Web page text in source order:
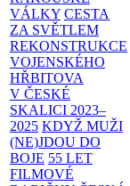
VÁLKY CESTA
ZA SVĚTLEM
REKONSTRUKCE
VOJENSKÉHO
HŘBITOVA
V ČESKÉ
SKALICI 2023–
2025 KDYŽ MUŽI
(NE)JDOU DO
BOJE 55 LET
FILMOVÉ